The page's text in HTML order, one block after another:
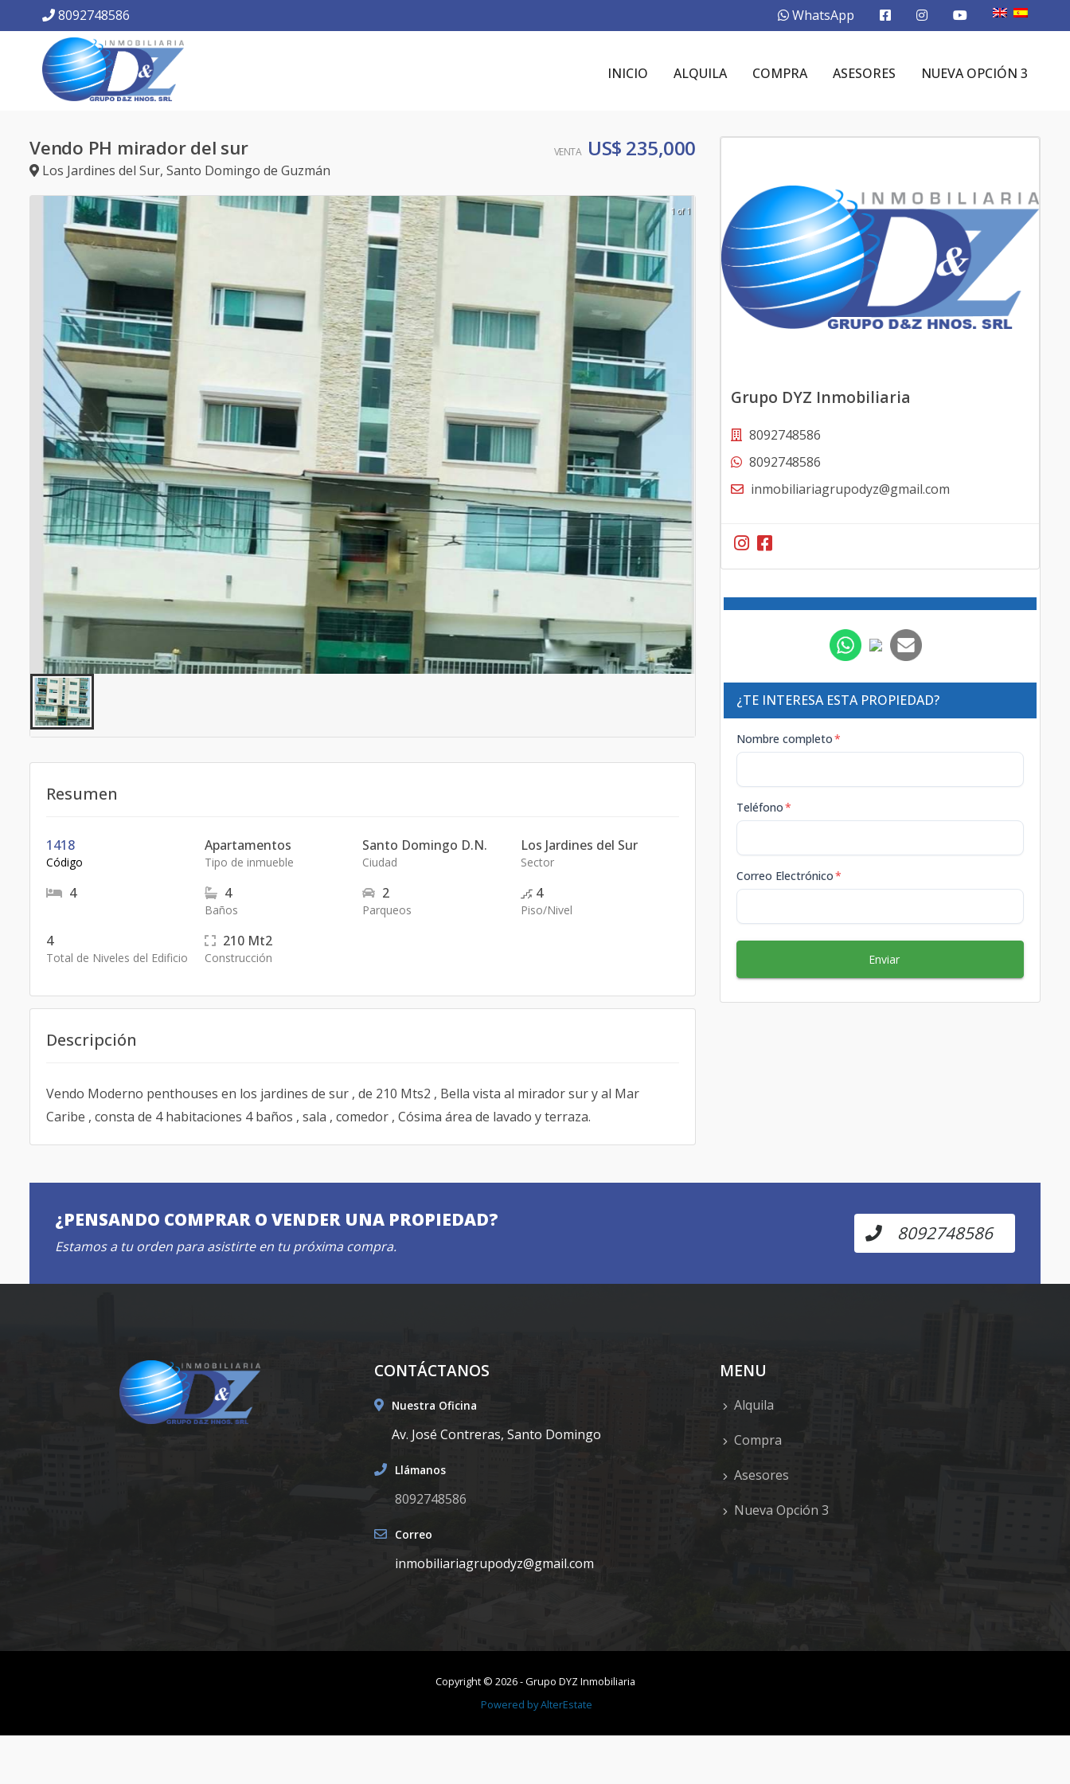
8092748586 WhatsApp
INICIO ALQUILA COMPRA ASESORES NUEVA OPCIÓN 3
Vendo PH mirador del sur
Los Jardines del Sur, Santo Domingo de Guzmán
VENTA US$ 235,000
1 of 1
Resumen
1418
Código
Apartamentos
Tipo de inmueble
Santo Domingo D.N.
Ciudad
Los Jardines del Sur
Sector
4 4
Baños
2
Parqueos
4
Piso/Nivel
4
Total de Niveles del Edificio
210 Mt2
Construcción
Descripción
Vendo Moderno penthouses en los jardines de sur , de 210 Mts2 , Bella vista al mirador sur y al Mar
Caribe , consta de 4 habitaciones 4 baños , sala , comedor , Cósima área de lavado y terraza.
Grupo DYZ Inmobiliaria
8092748586
8092748586
inmobiliariagrupodyz@gmail.com
¿TE INTERESA ESTA PROPIEDAD?
Nombre completo*
Teléfono*
Correo Electrónico*
Enviar
¿PENSANDO COMPRAR O VENDER UNA PROPIEDAD?
Estamos a tu orden para asistirte en tu próxima compra.
8092748586
CONTÁCTANOS
Nuestra Oficina
Av. José Contreras, Santo Domingo
Llámanos
8092748586
Correo
inmobiliariagrupodyz@gmail.com
MENU
Alquila
Compra
Asesores
Nueva Opción 3
Copyright © 2026-Grupo DYZ Inmobiliaria
Powered byAlterEstate